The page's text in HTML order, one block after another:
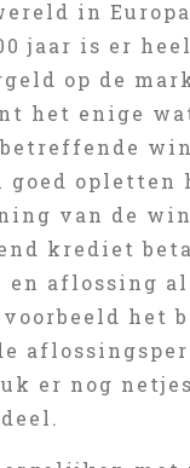
in
jaar is er
op de
het enige
goed opletten
van de
krediet
en aflossing
het
er nog